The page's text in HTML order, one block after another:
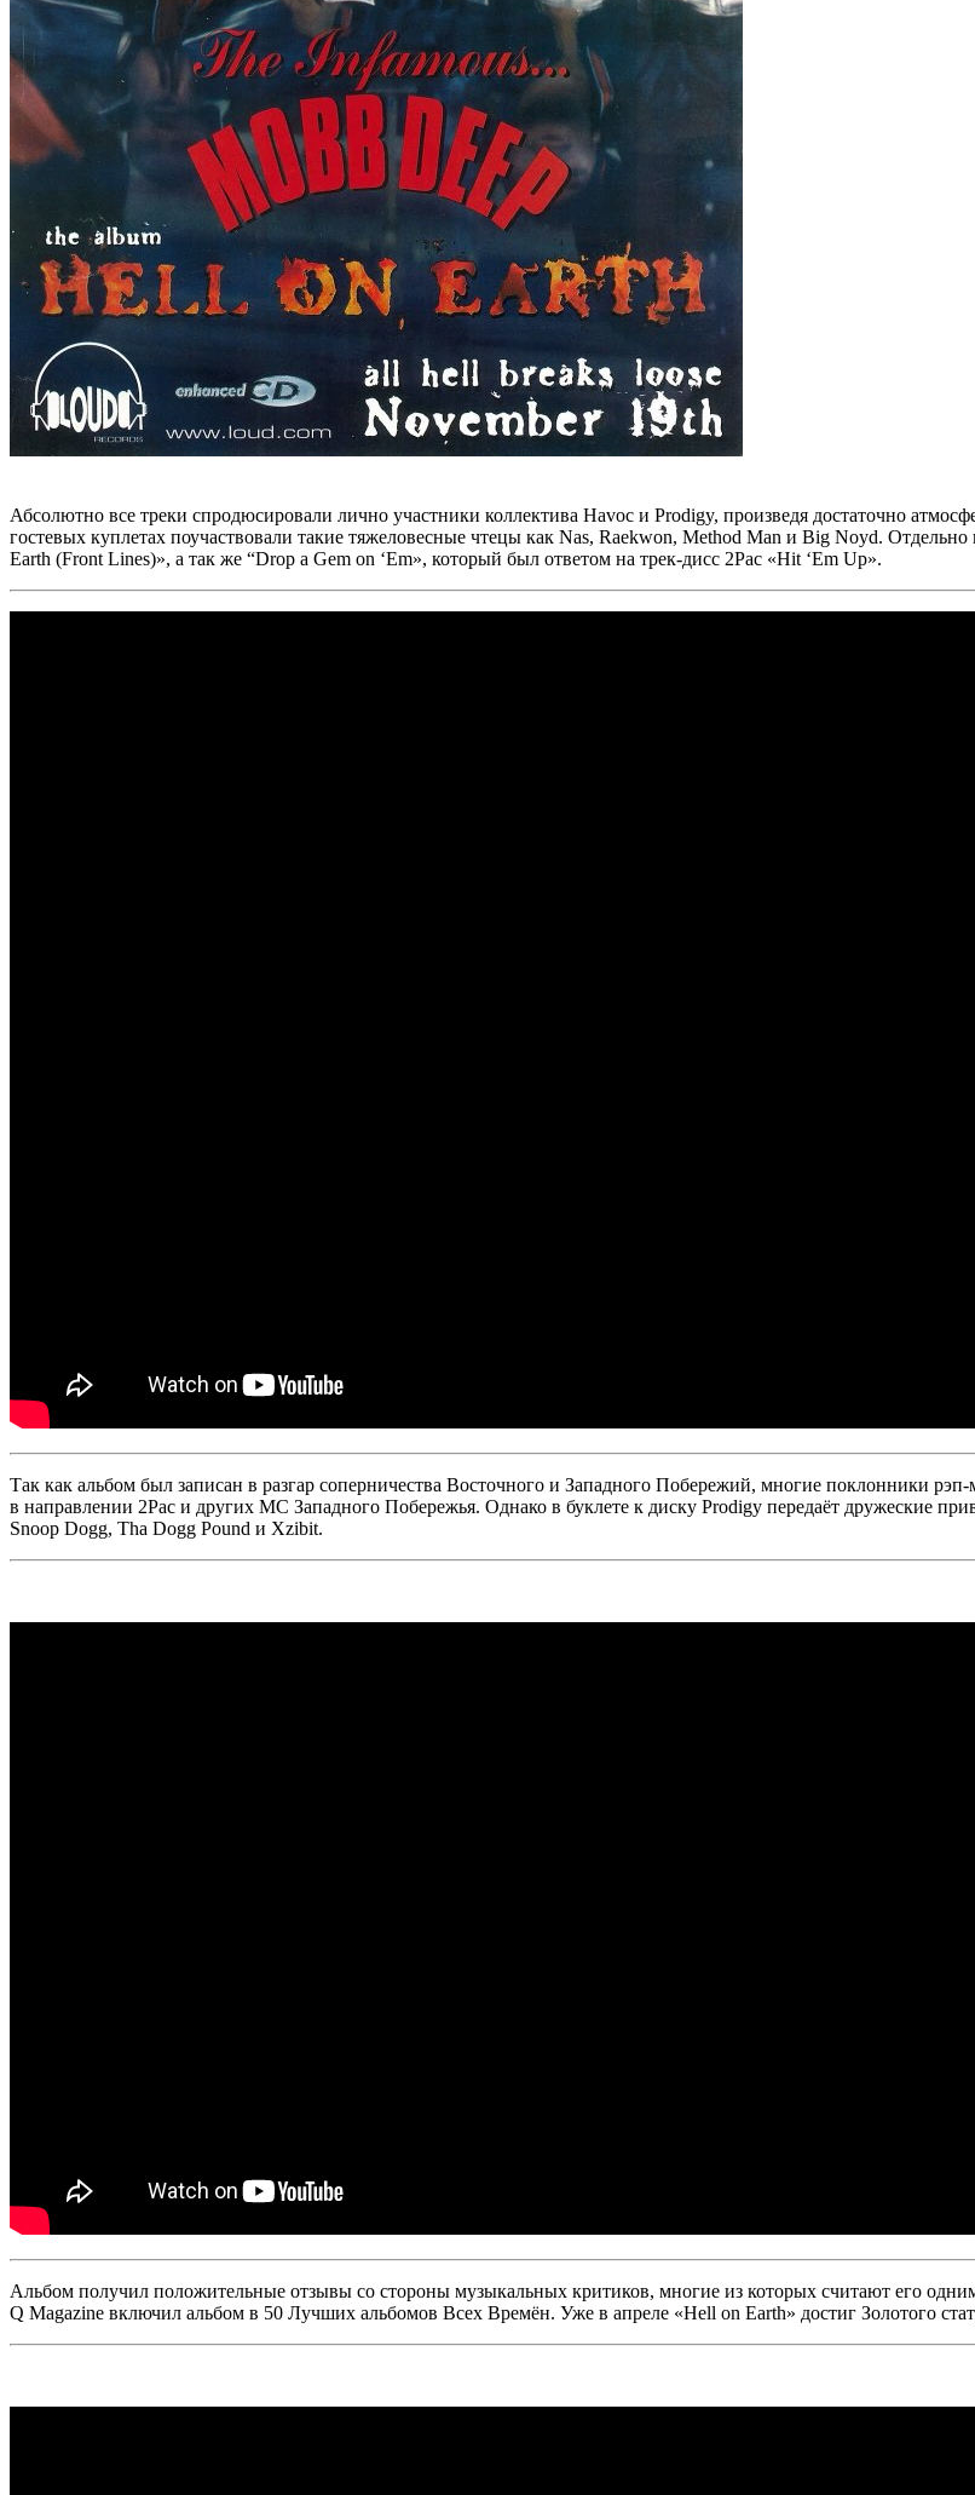
Абсолютно все треки спродюсировали лично участники коллектива Havoc и Prodigy, произведя достаточно
гостевых куплетах поучаствовали такие тяжеловесные чтецы как Nas, Raekwon, Method Man и Big Noyd. Отдельно
Earth (Front Lines)», а так же “Drop a Gem on ‘Em», который был ответом на трек-дисс 2Pac «Hit ‘Em Up».
Так как альбом был записан в разгар соперничества Восточного и Западного Побережий, многие поклонники рэп-
в направлении 2Pac и других МС Западного Побережья. Однако в буклете к диску Prodigy передаёт дружеские
Snoop Dogg, Tha Dogg Pound и Xzibit.
Альбом получил положительные отзывы со стороны музыкальных критиков, многие из которых считают его
Q Magazine включил альбом в 50 Лучших альбомов Всех Времён. Уже в апреле «Hell on Earth» достиг Золотого